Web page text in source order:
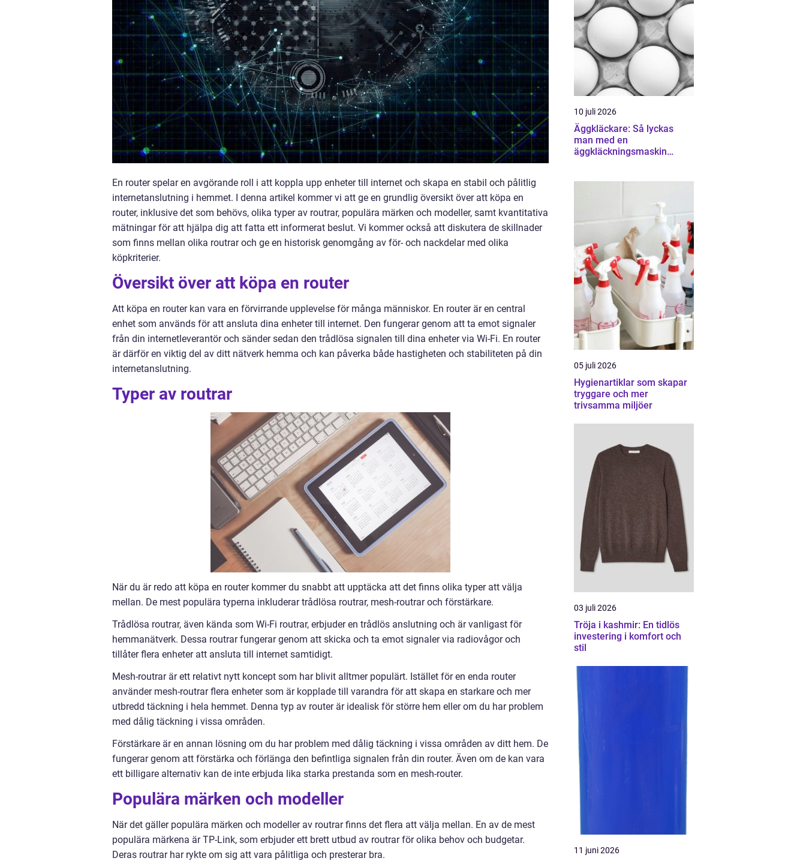
En router spelar en avgörande roll i att koppla upp enheter till internet och skapa en stabil och pålitlig
internetanslutning i hemmet. I denna artikel kommer vi att ge en grundlig översikt över att köpa en
router, inklusive det som behövs, olika typer av routrar, populära märken och modeller, samt kvantitativa
mätningar för att hjälpa dig att fatta ett informerat beslut. Vi kommer också att diskutera de skillnader
som finns mellan olika routrar och ge en historisk genomgång av för- och nackdelar med olika
köpkriterier.
Översikt över att köpa en router
Att köpa en router kan vara en förvirrande upplevelse för många människor. En router är en central
enhet som används för att ansluta dina enheter till internet. Den fungerar genom att ta emot signaler
från din internetleverantör och sänder sedan den trådlösa signalen till dina enheter via Wi-Fi. En router
är därför en viktig del av ditt nätverk hemma och kan påverka både hastigheten och stabiliteten på din
internetanslutning.
Typer av routrar
När du är redo att köpa en router kommer du snabbt att upptäcka att det finns olika typer att välja
mellan. De mest populära typerna inkluderar trådlösa routrar, mesh-routrar och förstärkare.
Trådlösa routrar, även kända som Wi-Fi routrar, erbjuder en trådlös anslutning och är vanligast för
hemmanätverk. Dessa routrar fungerar genom att skicka och ta emot signaler via radiovågor och
tillåter flera enheter att ansluta till internet samtidigt.
Mesh-routrar är ett relativt nytt koncept som har blivit alltmer populärt. Istället för en enda router
använder mesh-routrar flera enheter som är kopplade till varandra för att skapa en starkare och mer
utbredd täckning i hela hemmet. Denna typ av router är idealisk för större hem eller om du har problem
med dålig täckning i vissa områden.
Förstärkare är en annan lösning om du har problem med dålig täckning i vissa områden av ditt hem. De
fungerar genom att förstärka och förlänga den befintliga signalen från din router. Även om de kan vara
ett billigare alternativ kan de inte erbjuda lika starka prestanda som en mesh-router.
Populära märken och modeller
När det gäller populära märken och modeller av routrar finns det flera att välja mellan. En av de mest
populära märkena är TP-Link, som erbjuder ett brett utbud av routrar för olika behov och budgetar.
Deras routrar har rykte om sig att vara pålitliga och presterar bra.
10 juli 2026
Äggkläckare: Så lyckas
man med en
äggkläckningsmaskin
05 juli 2026
Hygienartiklar som skapar
tryggare och mer
trivsamma miljöer
03 juli 2026
Tröja i kashmir: En tidlös
investering i komfort och
stil
11 juni 2026